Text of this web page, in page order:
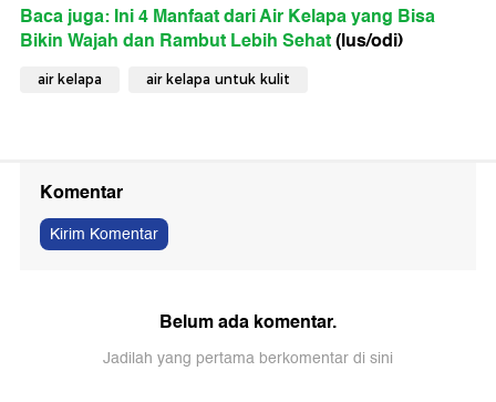
Baca juga: Ini 4 Manfaat dari Air Kelapa yang Bisa
Bikin Wajah dan Rambut Lebih Sehat(lus/odi)
air kelapa air kelapa untuk kulit
Komentar
Kirim Komentar
Belum ada komentar.
Jadilah yang pertama berkomentar di sini